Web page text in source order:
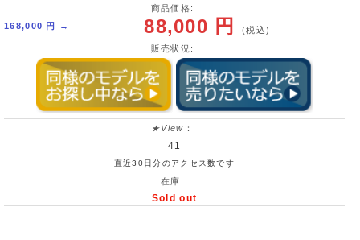
商品価格:
168,000 円 →
88,000 円
(税込)
販売状況:
★View ：
41
直近30日分のアクセス数です
在庫:
Sold out